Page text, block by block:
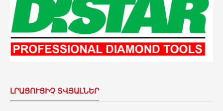
ԼՐԱՑՈՒՑԻՉ ՏՎՅԱԼՆԵՐ